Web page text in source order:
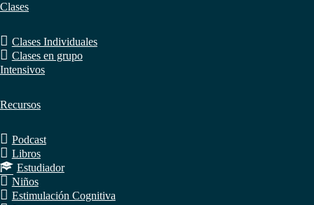
Clases
Clases Individuales
Clases en grupo
Intensivos
Recursos
Podcast
Libros
Estudiador
Niños
Estimulación Cognitiva